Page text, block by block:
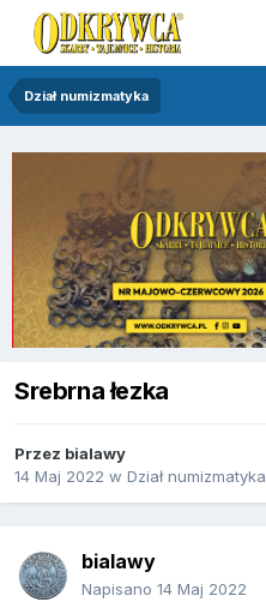
Dział numizmatyka
Srebrna łezka
Przez bialawy
14 Maj 2022 w Dział numizmatyka
bialawy
Napisano 14 Maj 2022